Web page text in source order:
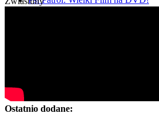
Ostatnio dodane: